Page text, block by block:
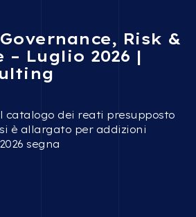
Risk &
– Luglio 2026 |
catalogo dei reati presupposto
si è allargato per addizioni
segna